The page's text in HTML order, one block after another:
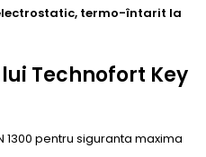
termo-întarit la
Technofort Key
pentru siguranta maxima